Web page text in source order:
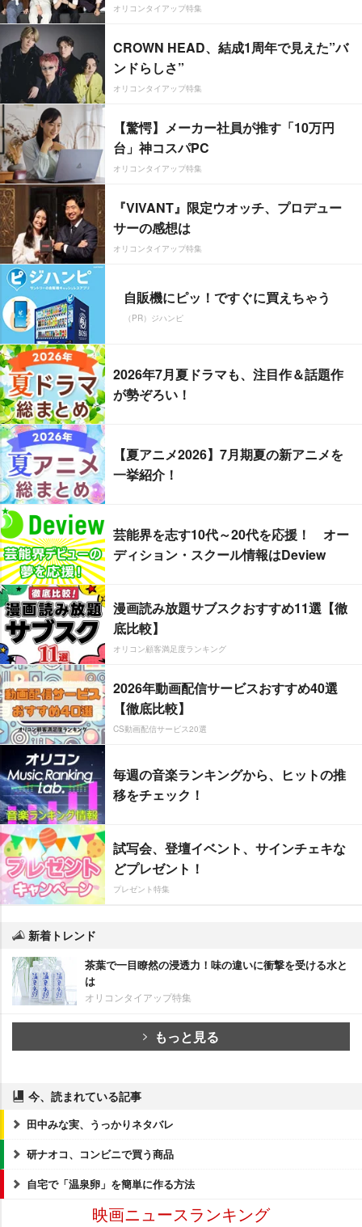
オリコンタイアップ特集
CROWN HEAD、結成1周年で見えた”バ
ンドらしさ”
オリコンタイアップ特集
【驚愕】メーカー社員が推す「10万円
台」神コスパPC
オリコンタイアップ特集
『VIVANT』限定ウオッチ、プロデュー
サーの感想は
オリコンタイアップ特集
自販機にピッ！ですぐに買えちゃう
（PR）ジハンピ
2026年7月夏ドラマも、注目作＆話題作
が勢ぞろい！
【夏アニメ2026】7月期夏の新アニメを
一挙紹介！
芸能界を志す10代～20代を応援！ オー
ディション・スクール情報はDeview
漫画読み放題サブスクおすすめ11選【徹
底比較】
オリコン顧客満足度ランキング
2026年動画配信サービスおすすめ40選
【徹底比較】
CS動画配信サービス20選
毎週の音楽ランキングから、ヒットの推
移をチェック！
試写会、登壇イベント、サインチェキな
どプレゼント！
プレゼント特集
新着トレンド
茶葉で一目瞭然の浸透力！味の違いに衝撃を受ける水と
は
オリコンタイアップ特集
もっと見る
今、読まれている記事
田中みな実、うっかりネタバレ
研ナオコ、コンビニで買う商品
自宅で「温泉卵」を簡単に作る方法
映画ニュースランキング